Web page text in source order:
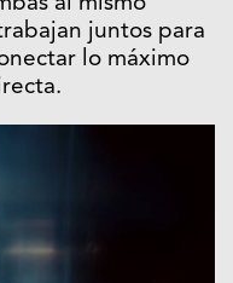
juntos para
lo máximo